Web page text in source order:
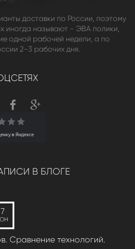
доставки по России, поэтому
иногда называют - ЭВА полики,
одной рабочей недели, а по
2-3 рабочих дня.
В БЛОГЕ
Сравнение технологий.